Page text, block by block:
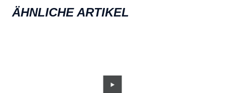
ÄHNLICHE ARTIKEL